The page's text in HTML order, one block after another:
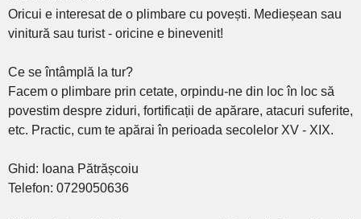
Oricui e interesat de o plimbare cu povești. Medieșean sau
vinitură sau turist - oricine e binevenit!
Ce se întâmplă la tur?
Facem o plimbare prin cetate, orpindu-ne din loc în loc să
povestim despre ziduri, fortificații de apărare, atacuri suferite,
etc. Practic, cum te apărai în perioada secolelor XV - XIX.
Ghid: Ioana Pătrășcoiu
Telefon: 0729050636